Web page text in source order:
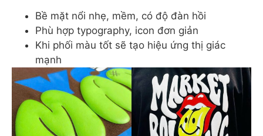
Bề mặt nổi nhẹ, mềm, có độ đàn hồi
Phù hợp typography, icon đơn giản
Khi phối màu tốt sẽ tạo hiệu ứng thị giác
mạnh